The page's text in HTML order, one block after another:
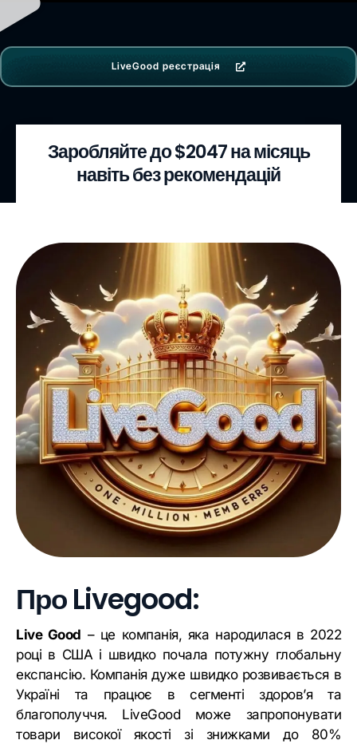
LiveGood реєстрація
Заробляйте до $2047 на місяць
навіть без рекомендацій
Про Livegood:
Live Good – це компанія, яка народилася в 2022
році в США і швидко почала потужну глобальну
експансію. Компанія дуже швидко розвивається в
Україні та працює в сегменті здоров’я та
благополуччя. LiveGood може запропонувати
товари високої якості зі знижками до 80%